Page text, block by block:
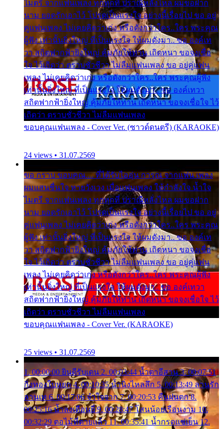
ไมตรี จากแฟนเพลง ทุกทุกที่ ปราณีหลั่งไหล ผมขอฝาก
นาม ยอดรักเอาไว้ โปรดเป็นแรงใจ อย่างนี้เรื่อยไป ขอ อยู่
คู่แฟนเพลง ไม่เคยคิดว่าเก่ง หรือดังกว่าใคร..ใคร พระคุณ
ผู้ฟัง เท่านั้นยิ่งใหญ่ ที่เป็นแรงใจ ให้ผมดังมา.. ขอ องค์เท
วา สถิตฟากฟ้ายิ่งใหญ่ คุ้มภัยให้ท่าน เถิดหนา ขอจงเชื่อ
ใจ ไว้เถิดว่า ตราบชั่วชีวา ไม่ลืมแฟนเพลง ขอ อยู่คู่แฟน
เพลง ไม่เคยคิดว่าเก่ง หรือดังกว่าใคร..ใคร พระคุณผู้ฟัง
เท่านั้นยิ่งใหญ่ ที่เป็นแรงใจ ให้ผมดังมา.. ขอ องค์เทวา
สถิตฟากฟ้ายิ่งใหญ่ คุ้มภัยให้ท่าน เถิดหนา ขอจงเชื่อใจ ไว้
เถิดว่า ตราบชั่วชีวา ไม่ลืมแฟนเพลง
ขอบคุณแฟนเพลง - Cover Ver. (ซาวด์ดนตรี) (KARAOKE)
24 views • 31.07.2569
ขอ กราบ ขอบคุณ.... ที่ได้รับไออุ่น การุณ จากแฟน เพลง
ผมแสนชื่นใจ หายวังเวง เมื่อแฟนเพลง ให้กำลังใจ น้ำใจ
ไมตรี จากแฟนเพลง ทุกทุกที่ ปราณีหลั่งไหล ผมขอฝาก
นาม ยอดรักเอาไว้ โปรดเป็นแรงใจ อย่างนี้เรื่อยไป ขอ อยู่
คู่แฟนเพลง ไม่เคยคิดว่าเก่ง หรือดังกว่าใคร..ใคร พระคุณ
ผู้ฟัง เท่านั้นยิ่งใหญ่ ที่เป็นแรงใจ ให้ผมดังมา.. ขอ องค์เท
วา สถิตฟากฟ้ายิ่งใหญ่ คุ้มภัยให้ท่าน เถิดหนา ขอจงเชื่อ
ใจ ไว้เถิดว่า ตราบชั่วชีวา ไม่ลืมแฟนเพลง ขอ อยู่คู่แฟน
เพลง ไม่เคยคิดว่าเก่ง หรือดังกว่าใคร..ใคร พระคุณผู้ฟัง
เท่านั้นยิ่งใหญ่ ที่เป็นแรงใจ ให้ผมดังมา.. ขอ องค์เทวา
สถิตฟากฟ้ายิ่งใหญ่ คุ้มภัยให้ท่าน เถิดหนา ขอจงเชื่อใจ ไว้
เถิดว่า ตราบชั่วชีวา ไม่ลืมแฟนเพลง
ขอบคุณแฟนเพลง - Cover Ver. (KARAOKE)
25 views • 31.07.2569
1. 00:00:00 ยินดีรับเดน 2. 00:03:44 น้ำตาอีสาน 3. 00:07:51
กิ่งทองใบหยก 4. 00:10:35 น้ำนิ่งไหลลึก 5. 00:13:49 ลานรัก
ลานเท 6. 00:17:06 จำใจจาก 7. 00:20:53 คืนฝนตก 8.
00:25:16 น้ำลงเดือนยี่ 9. 00:28:47 โสนน้อยเรือนงาม 10.
00:32:29 ตอไม้ที่ตายแล้ว 11. 00:35:41 น้ำกรดแช่เย็น 12.